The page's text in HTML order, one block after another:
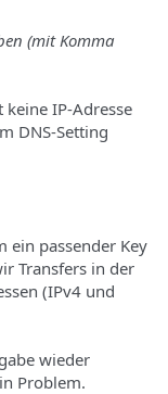
(mit Komma
IP-Adresse
DNS-Setting
ein passender Key
Transfers in der
(IPv4 und
wieder
Problem.